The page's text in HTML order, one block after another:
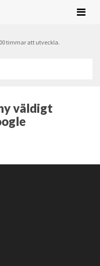
timmar att utveckla.
väldigt